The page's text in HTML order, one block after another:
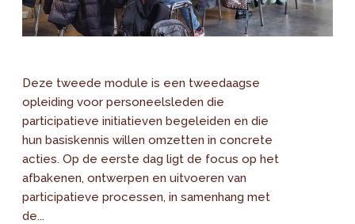
Deze tweede module is een tweedaagse
opleiding voor personeelsleden die
participatieve initiatieven begeleiden en die
hun basiskennis willen omzetten in concrete
acties. Op de eerste dag ligt de focus op het
afbakenen, ontwerpen en uitvoeren van
participatieve processen, in samenhang met
de...